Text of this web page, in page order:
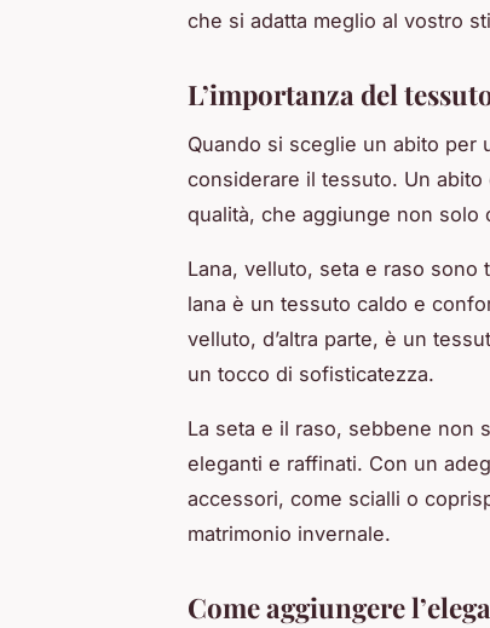
che si adatta meglio al vostro
L’importanza del
Quando si sceglie un abito per
considerare il tessuto. Un
qualità, che aggiunge non solo
Lana, velluto, seta e raso
lana è un tessuto caldo e
velluto, d’altra parte, è un
un tocco di sofisticatezza.
La seta e il raso, sebbene non
eleganti e raffinati. Con un
accessori, come scialli o
matrimonio invernale.
Come aggiungere